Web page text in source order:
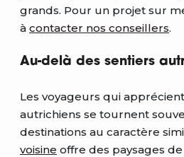
grands. Pour un projet sur
à contacter nos conseillers.
Au-delà des sentiers
Les voyageurs qui
autrichiens se tournent
destinations au caractère
voisine offre des paysages